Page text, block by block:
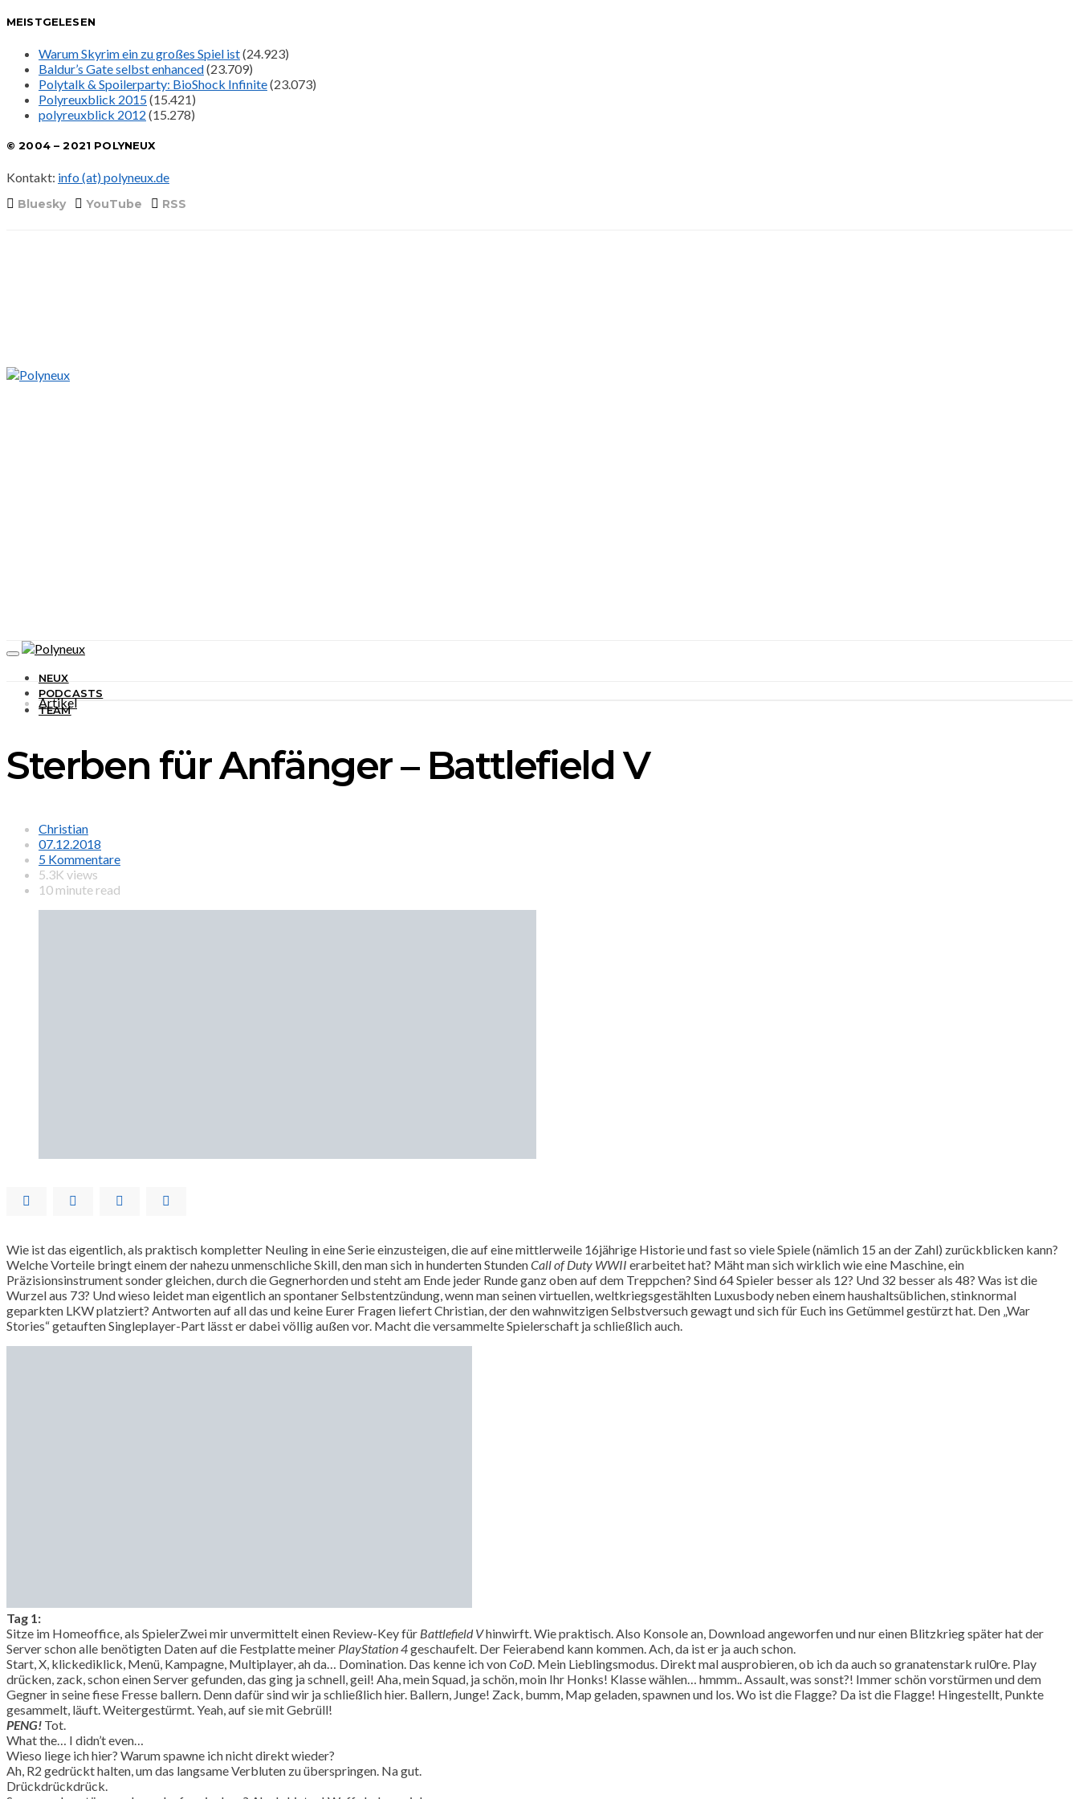
MEISTGELESEN
Warum Skyrim ein zu großes Spiel ist(24.923)
Baldur’s Gate selbst enhanced(23.709)
Polytalk & Spoilerparty: BioShock Infinite(23.073)
Polyreuxblick 2015(15.421)
polyreuxblick 2012 (15.278)
© 2004 – 2021 POLYNEUX
Kontakt: info (at) polyneux.de
Bluesky YouTube RSS
NEUX
PODCASTS
TEAM
Artikel
Sterben für Anfänger – Battlefield V
Christian
07.12.2018
5 Kommentare
5.3K views
10 minute read
Wie ist das eigentlich, als praktisch kompletter Neuling in eine Serie einzusteigen, die auf eine mittlerweile 16jährige Historie und fast so viele Spiele (nämlich 15 an der Zahl) zurückblicken kann?
Welche Vorteile bringt einem der nahezu unmenschliche Skill, den man sich in hunderten StundenCall of Duty WWII erarbeitet hat? Mäht man sich wirklich wie eine Maschine, ein
Präzisionsinstrument sonder gleichen, durch die Gegnerhorden und steht am Ende jeder Runde ganz oben auf dem Treppchen? Sind 64 Spieler besser als 12? Und 32 besser als 48? Was ist die
Wurzel aus 73? Und wieso leidet man eigentlich an spontaner Selbstentzündung, wenn man seinen virtuellen, weltkriegsgestählten Luxusbody neben einem haushaltsüblichen, stinknormal
geparkten LKW platziert? Antworten auf all das und keine Eurer Fragen liefert Christian, der den wahnwitzigen Selbstversuch gewagt und sich für Euch ins Getümmel gestürzt hat. Den „War
Stories“ getauften Singleplayer-Part lässt er dabei völlig außen vor. Macht die versammelte Spielerschaft ja schließlich auch.
Tag 1:
Sitze im Homeoffice, als SpielerZwei mir unvermittelt einen Review-Key für Battlefield Vhinwirft. Wie praktisch. Also Konsole an, Download angeworfen und nur einen Blitzkrieg später hat der
Server schon alle benötigten Daten auf die Festplatte meiner PlayStation 4geschaufelt. Der Feierabend kann kommen. Ach, da ist er ja auch schon.
Start, X, klickediklick, Menü, Kampagne, Multiplayer, ah da… Domination. Das kenne ich vonCoD . Mein Lieblingsmodus. Direkt mal ausprobieren, ob ich da auch so granatenstark rul0re. Play
drücken, zack, schon einen Server gefunden, das ging ja schnell, geil! Aha, mein Squad, ja schön, moin Ihr Honks! Klasse wählen… hmmm.. Assault, was sonst?! Immer schön vorstürmen und dem
Gegner in seine fiese Fresse ballern. Denn dafür sind wir ja schließlich hier. Ballern, Junge! Zack, bumm, Map geladen, spawnen und los. Wo ist die Flagge? Da ist die Flagge! Hingestellt, Punkte
gesammelt, läuft. Weitergestürmt. Yeah, auf sie mit Gebrüll!
PENG! Tot.
What the… I didn’t even…
Wieso liege ich hier? Warum spawne ich nicht direkt wieder?
Ah, R2 gedrückt halten, um das langsame Verbluten zu überspringen. Na gut.
Drückdrückdrück.